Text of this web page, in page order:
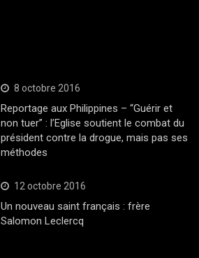
8 octobre 2016
Reportage aux Philippines – “Guérir et
non tuer” : l’Eglise soutient le combat du
président contre la drogue, mais pas ses
méthodes
12 octobre 2016
Un nouveau saint français : frère
Salomon Leclercq